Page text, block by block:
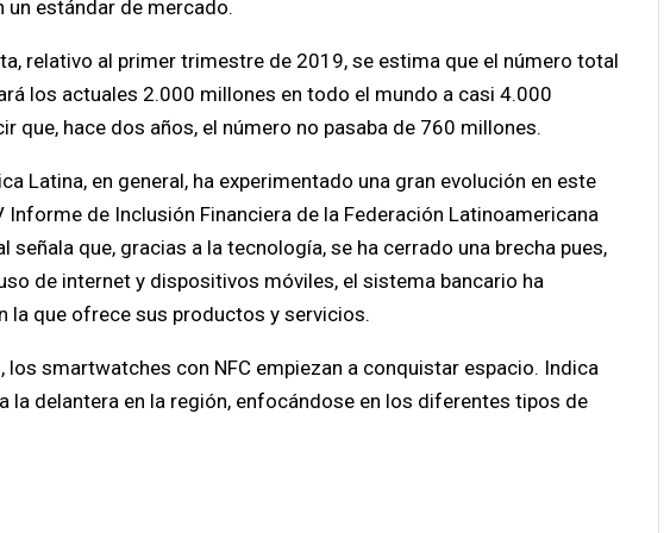
un estándar de mercado.
relativo al primer trimestre de 2019, se estima que el número total
los actuales 2.000 millones en todo el mundo a casi 4.000
que, hace dos años, el número no pasaba de 760 millones.
Latina, en general, ha experimentado una gran evolución en este
Informe de Inclusión Financiera de la Federación Latinoamericana
señala que, gracias a la tecnología, se ha cerrado una brecha pues,
de internet y dispositivos móviles, el sistema bancario ha
la que ofrece sus productos y servicios.
los smartwatches con NFC empiezan a conquistar espacio. Indica
la delantera en la región, enfocándose en los diferentes tipos de